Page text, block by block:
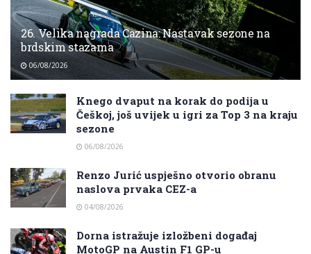
26. Velika nagrada Cazina: Nastavak sezone na
brdskim stazama
06/08/2026
Knego dvaput na korak do podija u
Češkoj, još uvijek u igri za Top 3 na kraju
sezone
06/08/2026
Renzo Jurić uspješno otvorio obranu
naslova prvaka CEZ-a
04/08/2026
Dorna istražuje izložbeni događaj
MotoGP na Austin F1 GP-u